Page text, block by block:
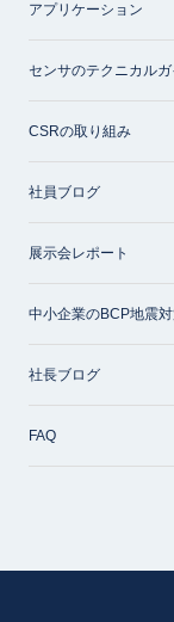
アプリケーション
センサのテクニカルガ
CSRの取り組み
社員ブログ
展示会レポート
中小企業のBCP地震
社長ブログ
FAQ